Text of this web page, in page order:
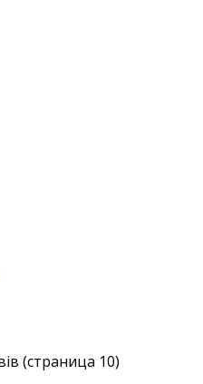
(страница 10)